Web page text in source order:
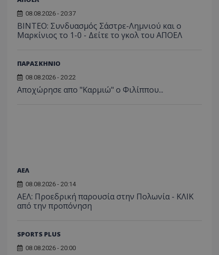
08.08.2026 - 20:37
ΒΙΝΤΕΟ: Συνδυασμός Σάστρε-Λημνιού και ο
Μαρκίνιος το 1-0 - Δείτε το γκολ του ΑΠΟΕΛ
ΠΑΡΑΣΚΗΝΙΟ
08.08.2026 - 20:22
Aποχώρησε απο "Καρμιώ" ο Φιλίππου...
ΑΕΛ
08.08.2026 - 20:14
ΑΕΛ: Προεδρική παρουσία στην Πολωνία - ΚΛΙΚ
από την προπόνηση
SPORTS PLUS
08.08.2026 - 20:00